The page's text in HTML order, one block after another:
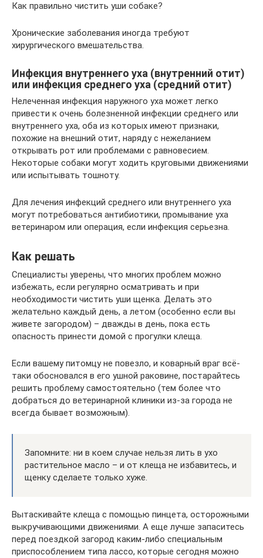
Как правильно чистить уши собаке?
Хронические заболевания иногда требуют
хирургического вмешательства.
Инфекция внутреннего уха (внутренний отит)
или инфекция среднего уха (средний отит)
Нелеченная инфекция наружного уха может легко
привести к очень болезненной инфекции среднего или
внутреннего уха, оба из которых имеют признаки,
похожие на внешний отит, наряду с нежеланием
открывать рот или проблемами с равновесием.
Некоторые собаки могут ходить круговыми движениями
или испытывать тошноту.
Для лечения инфекций среднего или внутреннего уха
могут потребоваться антибиотики, промывание уха
ветеринаром или операция, если инфекция серьезна.
Как решать
Специалисты уверены, что многих проблем можно
избежать, если регулярно осматривать и при
необходимости чистить уши щенка. Делать это
желательно каждый день, а летом (особенно если вы
живете загородом) – дважды в день, пока есть
опасность принести домой с прогулки клеща.
Если вашему питомцу не повезло, и коварный враг всё-
таки обосновался в его ушной раковине, постарайтесь
решить проблему самостоятельно (тем более что
добраться до ветеринарной клиники из-за города не
всегда бывает возможным).
Запомните: ни в коем случае нельзя лить в ухо
растительное масло – и от клеща не избавитесь, и
щенку сделаете только хуже.
Вытаскивайте клеща с помощью пинцета, осторожными
выкручивающими движениями. А еще лучше запаситесь
перед поездкой загород каким-либо специальным
приспособлением типа лассо, которые сегодня можно